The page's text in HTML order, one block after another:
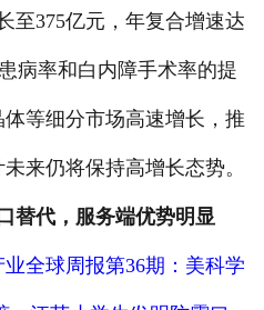
至375亿元，年复合增速达
病率和白内障手术率的提
等细分市场高速增长，推
来仍将保持高增长态势。
替代，服务端优势明显
全球周报第36期：美科学